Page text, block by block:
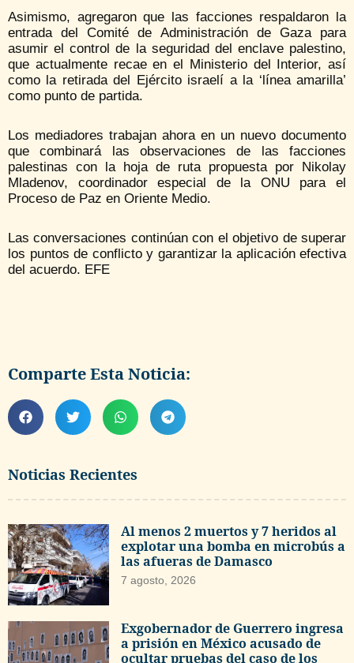
Noticias Recientes
Al menos 2 muertos y 7 heridos al
explotar una bomba en microbús a
las afueras de Damasco
7 agosto, 2026
Exgobernador de Guerrero ingresa
a prisión en México acusado de
ocultar pruebas del caso de los
Asimismo, agregaron que las facciones respaldaron la
entrada del Comité de Administración de Gaza para
asumir el control de la seguridad del enclave palestino,
que actualmente recae en el Ministerio del Interior, así
como la retirada del Ejército israelí a la ‘línea amarilla’
como punto de partida.
Los mediadores trabajan ahora en un nuevo documento
que combinará las observaciones de las facciones
palestinas con la hoja de ruta propuesta por Nikolay
Mladenov, coordinador especial de la ONU para el
Proceso de Paz en Oriente Medio.
Las conversaciones continúan con el objetivo de superar
los puntos de conflicto y garantizar la aplicación efectiva
del acuerdo. EFE
Comparte Esta Noticia: